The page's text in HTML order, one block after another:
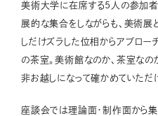
美術大学に在席する5人の参加者
展的な集合をしながらも、美術展
しだけズラした位相からアプロー
の茶室。美術館なのか、茶室なの
非お越しになって確かめていただ
座談会では理論面・制作面から集